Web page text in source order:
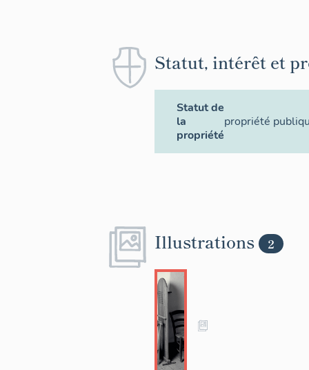
Statut, intérêt et
Statut de
la
propriété
propriété
Illustrations 2